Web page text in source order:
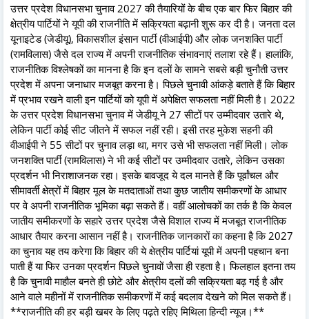
उत्तर प्रदेश विधानसभा चुनाव 2027 की तैयारियों के बीच एक बार फिर बिहार की
क्षेत्रीय पार्टियों ने यूपी की राजनीति में सक्रियता बढ़ानी शुरू कर दी है। जनता दल
यूनाइटेड (जेडीयू), विकासशील इंसान पार्टी (वीआईपी) और लोक जनशक्ति पार्टी
(रामविलास) जैसे दल राज्य में अपनी राजनीतिक संभावनाएं तलाश रहे हैं। हालांकि,
राजनीतिक विश्लेषकों का मानना है कि इन दलों के सामने सबसे बड़ी चुनौती उत्तर
प्रदेश में अपना जनाधार मजबूत करना है। पिछले चुनावी आंकड़े बताते हैं कि बिहार
में प्रभाव रखने वाली इन पार्टियों को यूपी में अपेक्षित सफलता नहीं मिली है। 2022
के उत्तर प्रदेश विधानसभा चुनाव में जेडीयू ने 27 सीटों पर उम्मीदवार उतारे थे,
लेकिन पार्टी कोई सीट जीतने में सफल नहीं रही। इसी तरह मुकेश सहनी की
वीआईपी ने 55 सीटों पर चुनाव लड़ा था, मगर उसे भी सफलता नहीं मिली। लोक
जनशक्ति पार्टी (रामविलास) ने भी कई सीटों पर उम्मीदवार उतारे, लेकिन उसका
प्रदर्शन भी निराशाजनक रहा। इसके बावजूद ये दल मानते हैं कि पूर्वांचल और
सीमावर्ती क्षेत्रों में बिहार मूल के मतदाताओं तथा कुछ जातीय समीकरणों के आधार
पर वे अपनी राजनीतिक भूमिका बढ़ा सकते हैं। वहीं आलोचकों का तर्क है कि केवल
जातीय समीकरणों के सहारे उत्तर प्रदेश जैसे विशाल राज्य में मजबूत राजनीतिक
आधार तैयार करना आसान नहीं है। राजनीतिक जानकारों का कहना है कि 2027
का चुनाव यह तय करेगा कि बिहार की ये क्षेत्रीय पार्टियां यूपी में अपनी पहचान बना
पाती हैं या फिर उनका प्रदर्शन पिछले चुनावों जैसा ही रहता है। फिलहाल इतना तय
है कि चुनावी माहौल बनते ही छोटे और क्षेत्रीय दलों की सक्रियता बढ़ गई है और
आने वाले महीनों में राजनीतिक समीकरणों में कई बदलाव देखने को मिल सकते हैं।
**राजनीति की हर बड़ी खबर के लिए पढ़ते रहिए मिथिला हिन्दी न्यूज।**